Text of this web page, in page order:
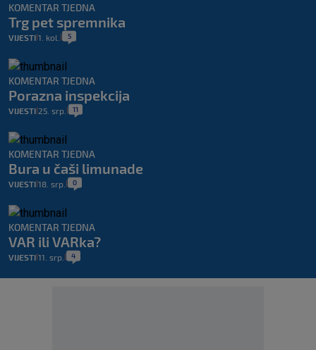
KOMENTAR TJEDNA
Trg pet spremnika
VIJESTI 1. kol. 5
KOMENTAR TJEDNA
Porazna inspekcija
VIJESTI 25. srp. 11
KOMENTAR TJEDNA
Bura u čaši limunade
VIJESTI 18. srp. 0
KOMENTAR TJEDNA
VAR ili VARka?
VIJESTI 11. srp. 4